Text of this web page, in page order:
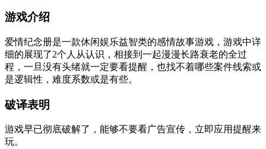
游戏介绍
爱情纪念册是一款休闲娱乐益智类的感情故事游戏，游戏中详
细的展现了2个人从认识，相接到一起漫漫长路衰老的全过
程，一旦没有头绪就一定要看提醒，也找不着哪些案件线索或
是逻辑性，难度系数或是有些。
破译表明
游戏早已彻底破解了，能够不要看广告宣传，立即应用提醒来
玩。